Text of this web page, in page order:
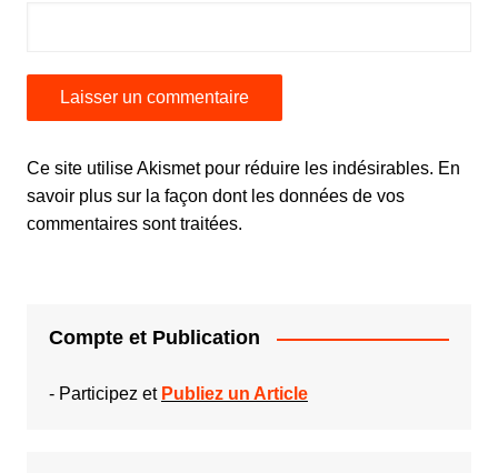
Ce site utilise Akismet pour réduire les indésirables. En
savoir plus sur la façon dont les données de vos
commentaires sont traitées.
Compte et Publication
- Participez et Publiez un Article